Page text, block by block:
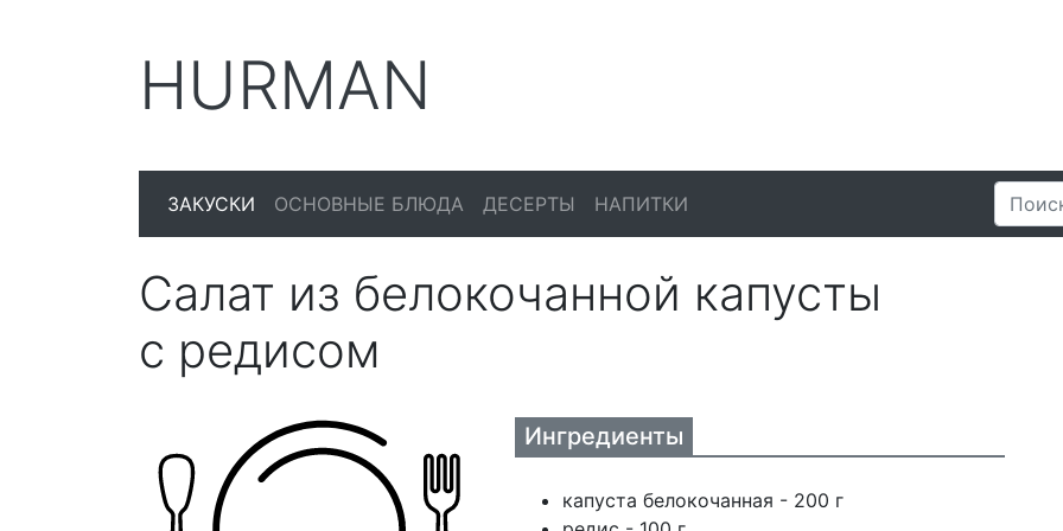
HURMAN
ЗАКУСКИ ОСНОВНЫЕ БЛЮДА ДЕСЕРТЫ НАПИТКИ
Салат из белокочанной капусты
с редисом
Ингредиенты
капуста белокочанная - 200 г